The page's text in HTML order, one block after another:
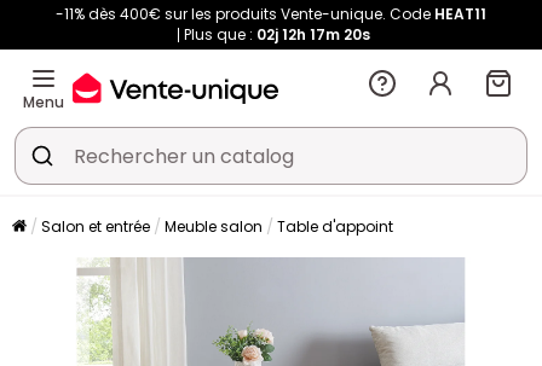
-11% dès 400€ sur les produits Vente-unique. Code HEAT11
Plus que : 02j 12h 17m 20s
Menu
Salon et entrée Meuble salon Table d'appoint